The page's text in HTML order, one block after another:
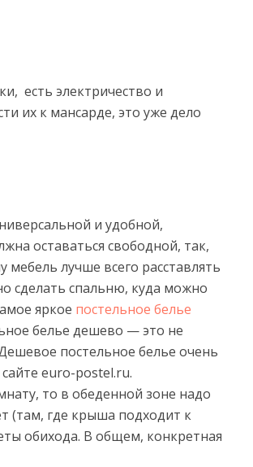
есть электричество и
их к мансарде, это уже дело
и удобной,
оставаться свободной, так,
лучше всего расставлять
сделать спальню, куда можно
яркое постельное белье
белье дешево — это не
постельное белье очень
euro-postel.ru.
то в обеденной зоне надо
(там, где крыша подходит к
обихода. В общем, конкретная